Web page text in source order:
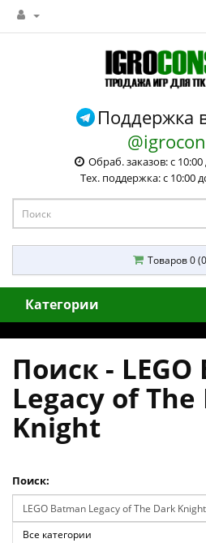
Поддержка
Обраб. заказов: с 10:00
Тех. поддержка: с 10:00
Товаров 0
Категории
Поиск -
Legacy of The
Knight
Поиск:
Все категории